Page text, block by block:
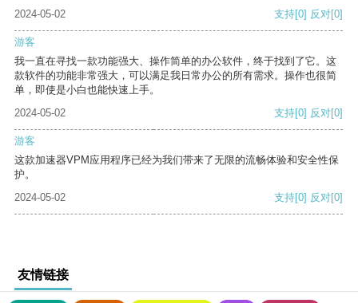
2024-05-02
支持[0] 反对[0]
游客
我一直在寻找一款功能强大、操作简单的办公软件，终于找到了它。这
款软件的功能非常强大，可以满足我日常办公的所有需求。操作也很简
单，即使是小白也能快速上手。
2024-05-02
支持[0] 反对[0]
游客
这款加速器VPM应用程序已经为我们带来了无限的流畅体验和安全性保
护。
2024-05-02
支持[0] 反对[0]
友情链接